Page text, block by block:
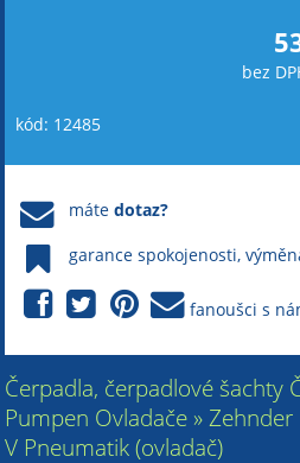
bez
kód: 12485
mátedotaz?
garance spokojenosti,
fanoušci s
Čerpadla, čerpadlové šachty
Pumpen Ovladače »
V Pneumatik (ovladač)